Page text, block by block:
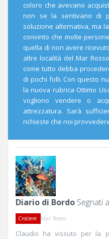
coloro che avevano
non se la sentivano di
soluzione alternativa, ma
convinto che molte
quella di non avere
altre località del Mar
come tutto debba
di pochi folli. Con questo
la nuova rubrica Ottimo
vogliono vendere o
attrezzatura. Sarà
richieste che noi
Diario di Bordo Segnati
Crociere Mar Rosso
Claudio ha vissuto per la